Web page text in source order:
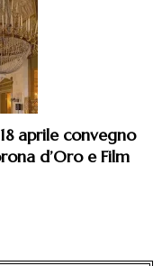
aprile convegno
d’Oro e Film